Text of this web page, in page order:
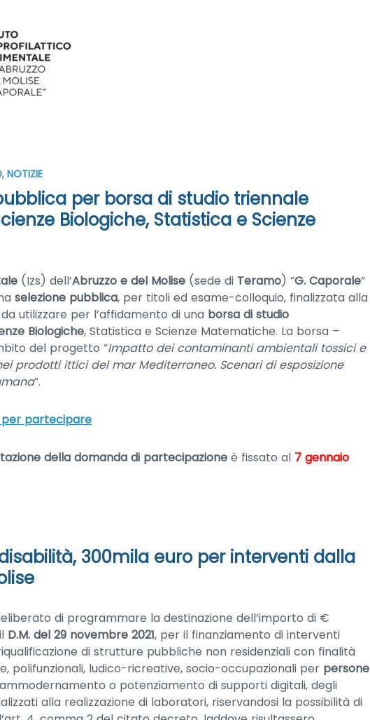
, NOTIZIE
per borsa di studio triennale
Biologiche, Statistica e Scienze
(Izs) dell’Abruzzo e del Molise (sede di Teramo) “G. Caporale”
selezione pubblica, per titoli ed esame-colloquio, finalizzata alla
da utilizzare per l’affidamento di una borsa di studio
Biologiche, Statistica e Scienze Matematiche. La borsa –
del progetto “Impatto dei contaminanti ambientali tossici e
prodotti ittici del mar Mediterraneo. Scenari di esposizione
“.
per partecipare
della domanda di partecipazione è fissato al 7 gennaio
300mila euro per interventi dalla
di programmare la destinazione dell’importo di €
D.M. del 29 novembre 2021, per il finanziamento di interventi
di strutture pubbliche non residenziali con finalità
polifunzionali, ludico-ricreative, socio-occupazionali per persone
o potenziamento di supporti digitali, degli
alla realizzazione di laboratori, riservandosi la possibilità di